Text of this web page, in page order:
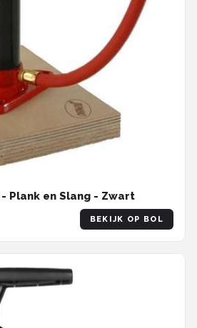
Plank en Slang - Zwart
BEKIJK OP BOL